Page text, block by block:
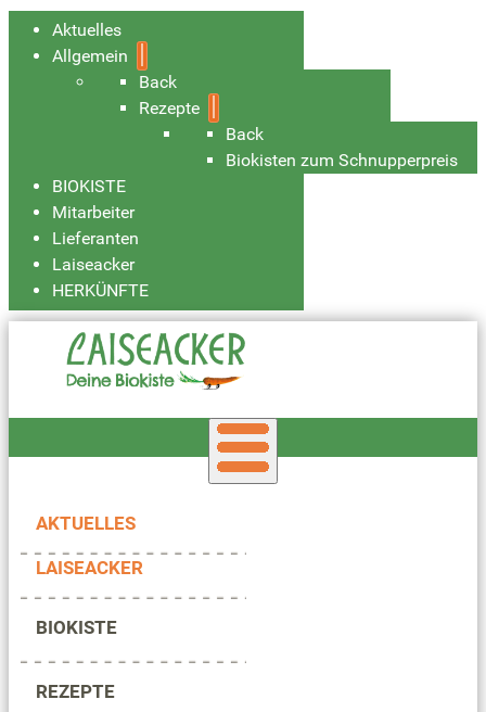
Aktuelles
Allgemein
Back
Rezepte
Back
Biokisten zum Schnupperpreis
BIOKISTE
Mitarbeiter
Lieferanten
Laiseacker
HERKÜNFTE
AKTUELLES
LAISEACKER
BIOKISTE
REZEPTE